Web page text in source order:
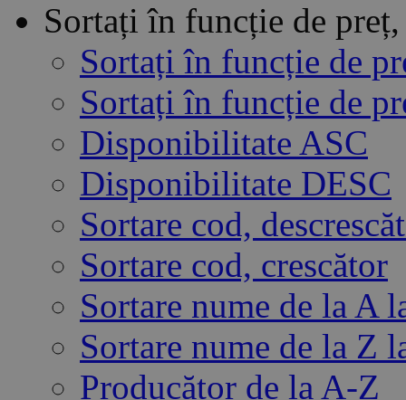
Sortați în funcție de
Sortați în funcție de
Sortați în funcție de
Disponibilitate ASC
Disponibilitate DESC
Sortare cod,
Sortare cod, crescător
Sortare nume de la A
Sortare nume de la Z
Producător de la A-Z